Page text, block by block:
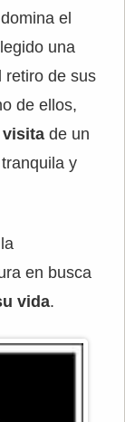
el
una
retiro de sus
de ellos,
visita de un
y
en busca
vida.